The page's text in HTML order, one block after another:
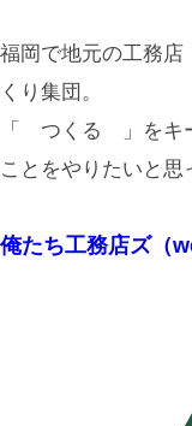
福岡で地元の工務店
くり集団。
「 つくる 」をキ
ことをやりたいと思
俺たち工務店ズ（